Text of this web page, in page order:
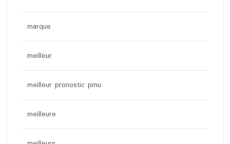
marque
meilleur
meilleur pronostic pmu
meilleure